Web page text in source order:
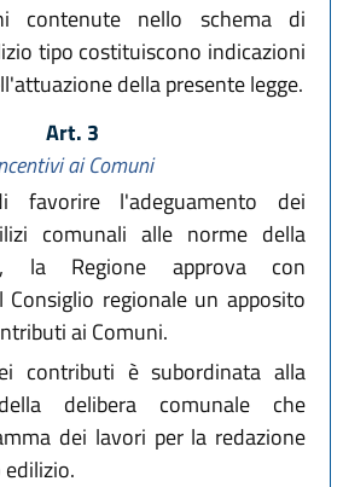
contenute nello schema di
tipo costituiscono indicazioni
della presente legge.
Art. 3
ai Comuni
favorire l'adeguamento dei
comunali alle norme della
la Regione approva con
Consiglio regionale un apposito
ai Comuni.
contributi è subordinata alla
delibera comunale che
dei lavori per la redazione